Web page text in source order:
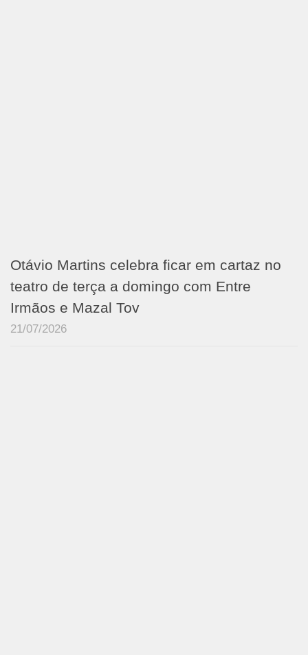
Otávio Martins celebra ficar em cartaz no
teatro de terça a domingo com Entre
Irmãos e Mazal Tov
21/07/2026